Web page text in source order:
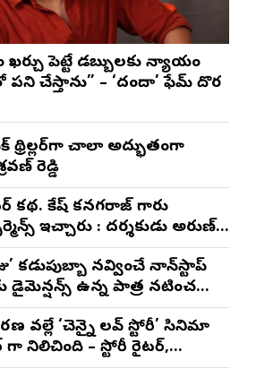
ఖర్చు పెట్టే డబ్బులకు న్యాయం
చేస్తాను” – ‘దందా’ ఫేమ్ దొర
థ్రిల్లర్‌గా చాలా అద్భుతంగా
రెడ్డి
కథ. లోకేష్ కనగరాజ్ గారు
ఇచ్చారు : దర్శకుడు అరుణ్
కడుపుబ్బా నవ్వించే నాన్‌స్టాప్
ఉన్న పాత్రలో నటించడం
: వరుణ్ తేజ్
వల్లే ‘చెన్నై లవ్ స్టోరీ’ సినిమా
గా నిలిచింది – స్టోరీ రైటర్,